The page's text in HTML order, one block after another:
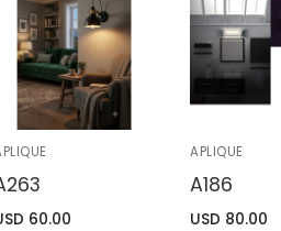
60.00
APLIQUE
A186
USD 80.00